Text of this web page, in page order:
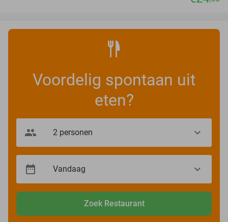
Voordelig spontaan uit
eten?
Zoek Restaurant